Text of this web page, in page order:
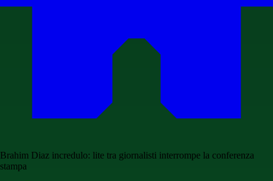
Brahim Diaz incredulo: lite tra giornalisti interrompe la conferenza
stampa